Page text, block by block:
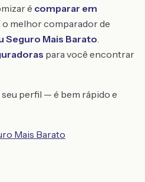
é comparar em
o melhor comparador de
Seguro Mais Barato.
para você encontrar
perfil — é bem rápido e
Mais Barato